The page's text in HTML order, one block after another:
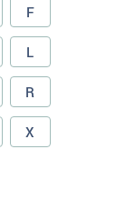
F
L
R
X